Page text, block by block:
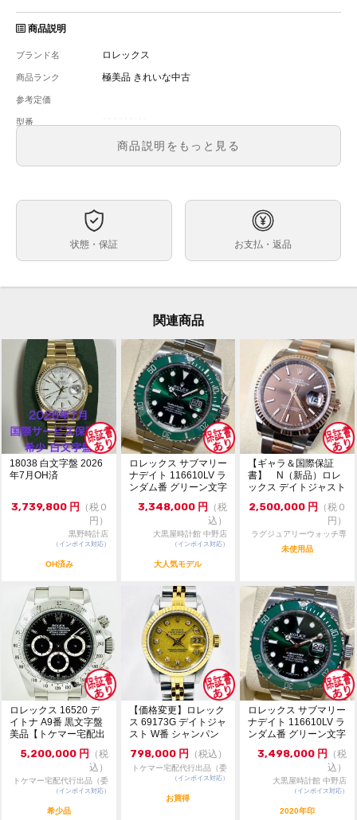
商品説明
ブランド名 ロレックス
商品ランク 極美品 きれいな中古
参考定価
型番
メンズ
文字盤 グリーン文字盤
40mm
ケース素材
ンクロノメータータグ
バックルサイド・裏蓋に微細な傷がありますが、その他
特筆すべき傷や打痕等のない極美品です。
コメント
2020年9月で廃盤(生産終了)した、サブマリーナ ハルク
116610LV が入荷しました！
こちらは最新のギャランティが付属されているお品物に
なります。
是非ご検討下さい。
※店頭でも販売をしておりますので、売り切れの際はご
了承ください。ご来店前に在庫の有無のご確認をお勧め
します。
※価格に関してのお問い合わせはメッセージでご質問頂
いてもお答えしておりません。直接店頭へお問い合わせ
ください。
お問い合わせ先
TEL:03-5318-5250
商品説明をもっと見る
状態・保証 お支払・返品
関連商品
18038 白文字盤 2026
年7月OH済
3,739,800 円
（税０
円）
黒野時計店
（インボイス対応）
OH済み
ロレックス サブマリー
ナデイト 116610LV ラ
ンダム番 グリーン文字
3,348,000 円
（税
込）
大黒屋時計館 中野店
（インボイス対応）
大人気モデル
【ギャラ＆国際保証
書】 N（新品）ロレ
ックス デイトジャスト
126231 36m...
2,500,000 円
（税０
円）
ラグジュアリーウォッチ専
門店：R/M
未使用品
ロレックス 16520 デ
イトナ A9番 黒文字盤
美品【トケマー宅配出
5,200,000 円 （税
込）
トケマー宅配代行出品（委
託販売）
（インボイス対応）
希少品
【価格変更】ロレック
ス 69173G デイトジャ
スト W番 シャンパン
798,000 円 （税込）
トケマー宅配代行出品（委
託販売）
（インボイス対応）
お買得
ロレックス サブマリー
ナデイト 116610LV ラ
ンダム番 グリーン文字
3,498,000 円 （税
込）
大黒屋時計館 中野店
（インボイス対応）
2020年印